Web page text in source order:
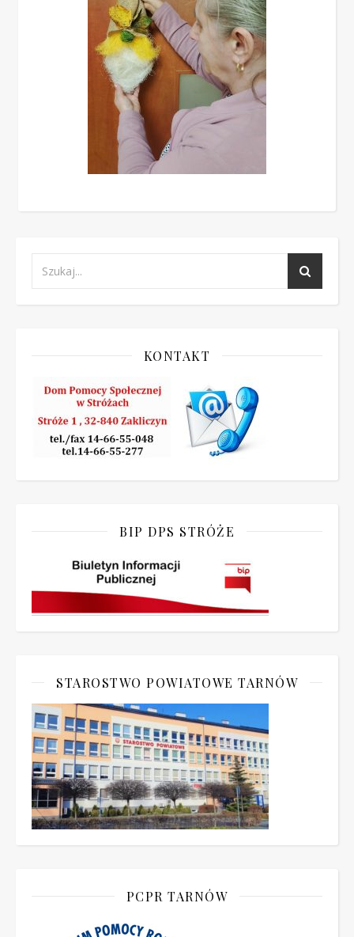
KONTAKT
BIP DPS STRÓŻE
STAROSTWO POWIATOWE TARNÓW
PCPR TARNÓW